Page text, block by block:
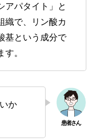
アパタイト」と
織で、リン酸カ
基という成分で
。
か